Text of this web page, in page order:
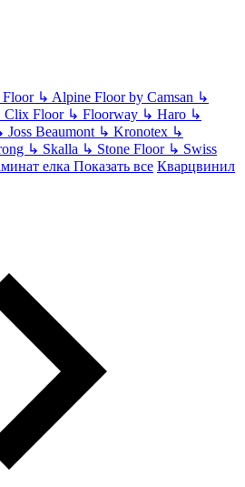
Floor ↳ Alpine Floor by Camsan ↳
Clix Floor ↳ Floorway ↳ Haro ↳
Joss Beaumont ↳ Kronotex ↳
↳ Skalla ↳ Stone Floor ↳ Swiss
елка Показать все Кварцвинил